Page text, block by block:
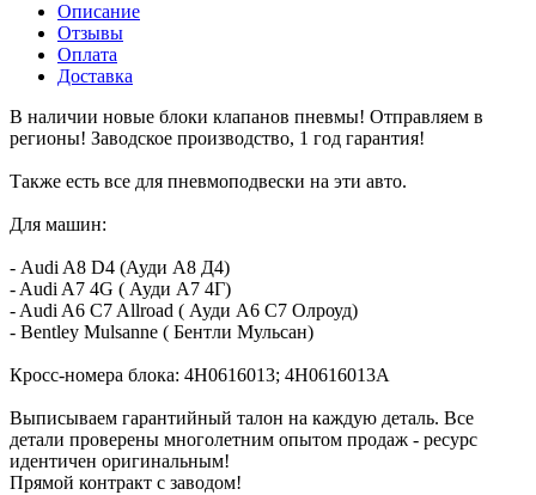
Описание
Отзывы
Оплата
Доставка
В наличии новые блоки клапанов пневмы! Отправляем в
регионы! Заводское производство, 1 год гарантия!
Также есть все для пневмоподвески на эти авто.
Для машин:
- Audi A8 D4 (Ауди А8 Д4)
- Audi A7 4G ( Ауди А7 4Г)
- Audi A6 C7 Allroad ( Ауди А6 С7 Олроуд)
- Bentley Mulsanne ( Бентли Мульсан)
Кросс-номера блока: 4H0616013; 4H0616013A
Выписываем гарантийный талон на каждую деталь. Все
детали проверены многолетним опытом продаж - ресурс
идентичен оригинальным!
Прямой контракт с заводом!